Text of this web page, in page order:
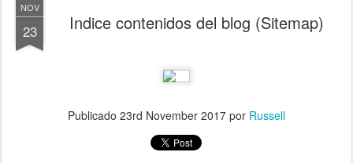
NOV
23 Indice contenidos del blog (Sitemap)
Publicado 23rd November 2017 por Russell